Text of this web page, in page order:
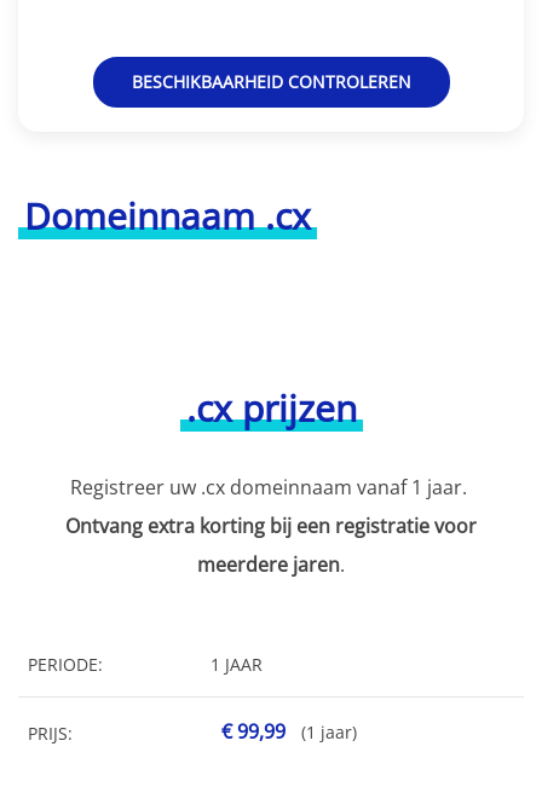
Domeinnaam .cx
BESCHIKBAARHEID CONTROLEREN
.cx prijzen
Registreer uw .cx domeinnaam vanaf 1 jaar.
Ontvang extra korting bij een registratie voor
meerdere jaren.
PERIODE: 1 JAAR
PRIJS: € 99,99 (1 jaar)